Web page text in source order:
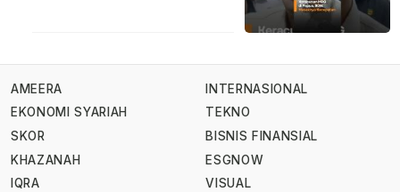
AMEERA
EKONOMI SYARIAH
SKOR
KHAZANAH
IQRA
INTERNASIONAL
TEKNO
BISNIS FINANSIAL
ESGNOW
VISUAL